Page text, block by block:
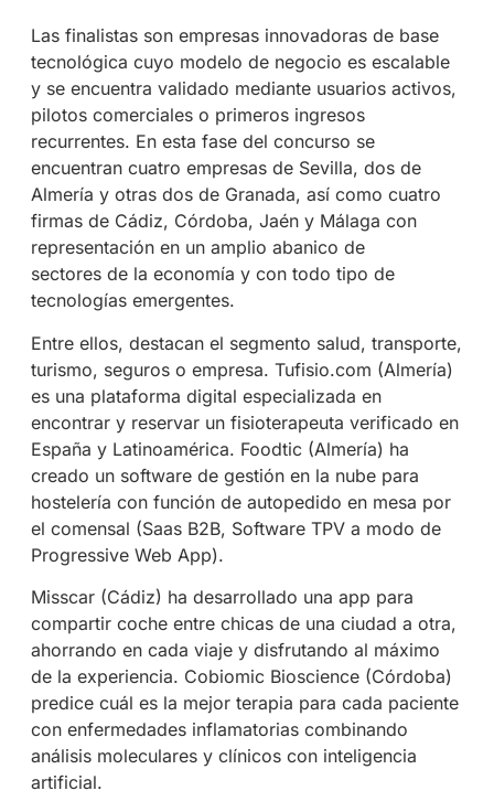
Las finalistas son empresas innovadoras de base
tecnológica cuyo modelo de negocio es escalable
y se encuentra validado mediante usuarios activos,
pilotos comerciales o primeros ingresos
recurrentes. En esta fase del concurso se
encuentran cuatro empresas de Sevilla, dos de
Almería y otras dos de Granada, así como cuatro
firmas de Cádiz, Córdoba, Jaén y Málaga con
representación en un amplio abanico de
sectores de la economía y con todo tipo de
tecnologías emergentes.
Entre ellos, destacan el segmento salud, transporte,
turismo, seguros o empresa. Tufisio.com (Almería)
es una plataforma digital especializada en
encontrar y reservar un fisioterapeuta verificado en
España y Latinoamérica. Foodtic (Almería) ha
creado un software de gestión en la nube para
hostelería con función de autopedido en mesa por
el comensal (Saas B2B, Software TPV a modo de
Progressive Web App).
Misscar (Cádiz) ha desarrollado una app para
compartir coche entre chicas de una ciudad a otra,
ahorrando en cada viaje y disfrutando al máximo
de la experiencia. Cobiomic Bioscience (Córdoba)
predice cuál es la mejor terapia para cada paciente
con enfermedades inflamatorias combinando
análisis moleculares y clínicos con inteligencia
artificial.